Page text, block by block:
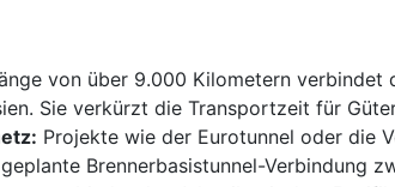
von über 9.000 Kilometern
Sie verkürzt die Transportzeit für
Projekte wie der Eurotunnel oder die
Brennerbasistunnel-Verbindung